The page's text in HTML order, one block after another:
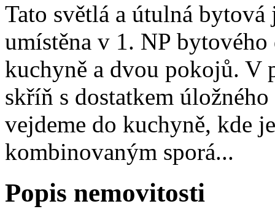
Tato světlá a útulná
umístěna v 1. NP bytového
kuchyně a dvou pokojů. V
skříň s dostatkem
vejdeme do kuchyně, kde
kombinovaným sporá...
Popis nemovitosti